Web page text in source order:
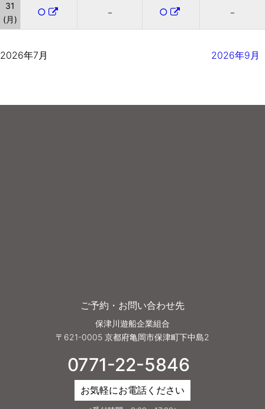
31
(月)
○ － ○ －
2026年7月 2026年9月
ご予約・お問い合わせ先
保津川遊船企業組合
〒621-0005 京都府亀岡市保津町下中島2
0771-22-5846
お気軽にお電話ください